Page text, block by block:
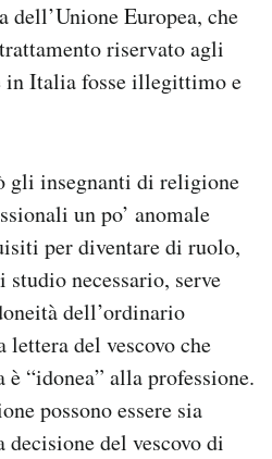
Europea, che
riservato agli
Italia fosse illegittimo e
gli insegnanti di religione
un po’ anomale
per diventare di ruolo,
necessario, serve
dell’ordinario
lettera del vescovo che
“idonea” alla professione.
possono essere sia
del vescovo di